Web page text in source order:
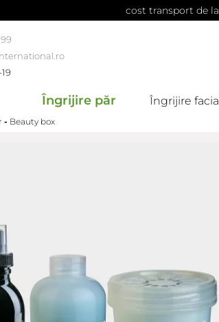
cost transport de
Îngrijire păr Îngrijire
- Beauty box